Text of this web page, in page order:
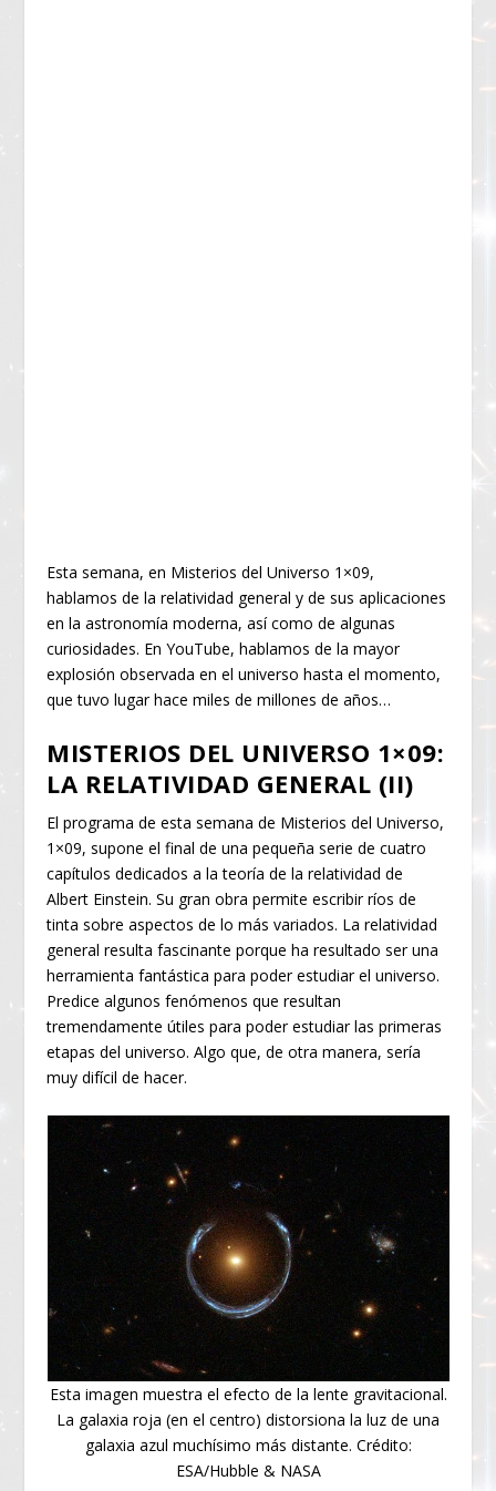
Esta semana, en Misterios del Universo 1×09,
hablamos de la relatividad general y de sus aplicaciones
en la astronomía moderna, así como de algunas
curiosidades. En YouTube, hablamos de la mayor
explosión observada en el universo hasta el momento,
que tuvo lugar hace miles de millones de años…
MISTERIOS DEL UNIVERSO 1×09:
LA RELATIVIDAD GENERAL (II)
El programa de esta semana de Misterios del Universo,
1×09, supone el final de una pequeña serie de cuatro
capítulos dedicados a la teoría de la relatividad de
Albert Einstein. Su gran obra permite escribir ríos de
tinta sobre aspectos de lo más variados. La relatividad
general resulta fascinante porque ha resultado ser una
herramienta fantástica para poder estudiar el universo.
Predice algunos fenómenos que resultan
tremendamente útiles para poder estudiar las primeras
etapas del universo. Algo que, de otra manera, sería
muy difícil de hacer.
Esta imagen muestra el efecto de la lente gravitacional.
La galaxia roja (en el centro) distorsiona la luz de una
galaxia azul muchísimo más distante. Crédito:
ESA/Hubble & NASA